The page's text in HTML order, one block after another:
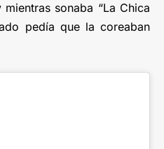
mientras sonaba “La Chica
pedía que la coreaban